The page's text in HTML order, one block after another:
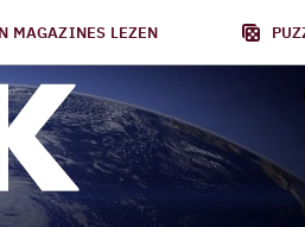
MAGAZINES LEZEN